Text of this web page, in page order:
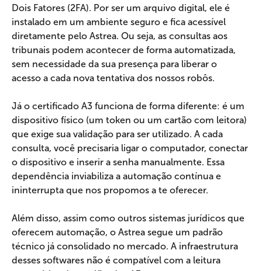
Dois Fatores (2FA). Por ser um arquivo digital, ele é
instalado em um ambiente seguro e fica acessível
diretamente pelo Astrea. Ou seja, as consultas aos
tribunais podem acontecer de forma automatizada,
sem necessidade da sua presença para liberar o
acesso a cada nova tentativa dos nossos robôs.
Já o certificado A3 funciona de forma diferente: é um
dispositivo físico (um token ou um cartão com leitora)
que exige sua validação para ser utilizado. A cada
consulta, você precisaria ligar o computador, conectar
o dispositivo e inserir a senha manualmente. Essa
dependência inviabiliza a automação contínua e
ininterrupta que nos propomos a te oferecer.
Além disso, assim como outros sistemas jurídicos que
oferecem automação, o Astrea segue um padrão
técnico já consolidado no mercado. A infraestrutura
desses softwares não é compatível com a leitura